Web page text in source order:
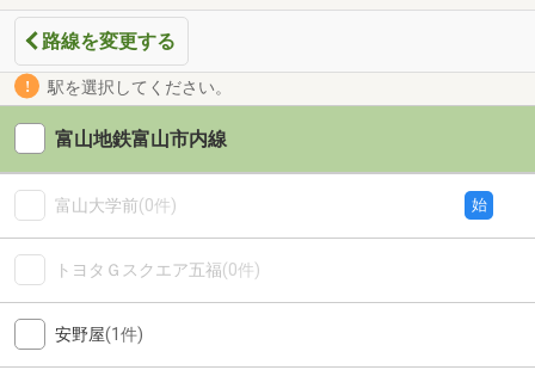
にチェックしてほしい貸倉庫を紹介します。
路線を変更する
駅を選択してください。
富山地鉄富山市内線
富山大学前(0件) 始
トヨタＧスクエア五福(0件)
安野屋(1件)